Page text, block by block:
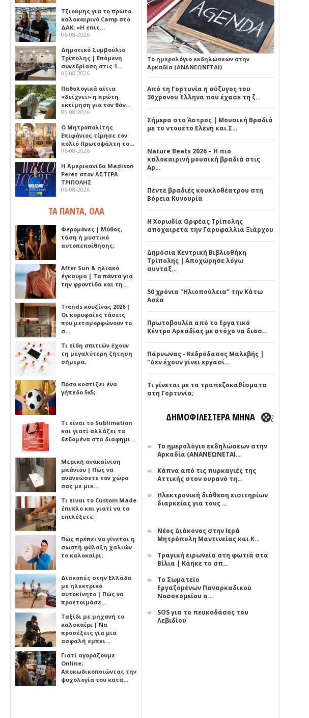
Τζιούμης για το πρώτο
καλοκαιρινό Camp στο
ΔΑΚ: «Η επιτ…
06-08-2026
Δημοτικό Συμβούλιο
Τρίπολης | Επόμενη
συνεδρίαση στις 1…
06-08-2026
Παθολογικά αίτια
«δείχνει» η πρώτη
εκτίμηση για τον θάν…
06-08-2026
Ο Μητροπολίτης
Επιφάνιος τίμησε τον
πολιό Πρωτοψάλτη το…
06-08-2026
Η Αμερικανίδα Madison
Perez στον ΑΣΤΕΡΑ
ΤΡΙΠΟΛΗΣ
06-08-2026
ΤΑ ΠΑΝΤΑ, ΟΛΑ
Φερομόνες | Μύθος,
τάση ή μυστικό
αυτοπεποίθησης;
After Sun & ηλιακό
έγκαυμα | Τα πάντα για
την φροντίδα και τη…
Trends κουζίνας 2026 |
Οι κορυφαίες τάσεις
που μεταμορφώνουν το
σ…
Τι είδη σπιτιών έχουν
τη μεγαλύτερη ζήτηση
σήμερα;
Πόσο κοστίζει ένα
γήπεδο 5x5;
Τι είναι το Sublimation
και γιατί αλλάζει τα
δεδομένα στα διαφημι…
Μερική ανακαίνιση
μπάνιου | Πώς να
ανανεώσετε τον χώρο
σας με μικ…
Τι είναι το Custom Made
έπιπλο και γιατί να το
επιλέξετε;
Πώς πρέπει να γίνεται η
σωστή φύλαξη χαλιών
το καλοκαίρι;
Διακοπές στην Ελλάδα
με ηλεκτρικό
αυτοκίνητο | Πώς να
προετοιμάσε…
Ταξίδι με μηχανή το
καλοκαίρι | Να
προσέξεις για μια
ασφαλή εμπει…
Γιατί αγοράζουμε
Online;
Αποκωδικοποιώντας την
ψυχολογία του κατα…
Το ημερολόγιο εκδηλώσεων στην
Αρκαδία (ΑΝΑΝΕΩΝΕΤΑΙ)
Από τη Γορτυνία η σύζυγος του
36χρονου Έλληνα που έχασε τη ζ…
Σήμερα στο Άστρος | Μουσική Βραδιά
με το ντουέτο Ελένη και Σ…
Nature Beats 2026 – Η πιο
καλοκαιρινή μουσική βραδιά στις
Αρ…
Πέντε βραδιές κουκλοθέατρου στη
Βόρεια Κυνουρία
Η Χορωδία Ορφέας Τρίπολης
αποχαιρετά την Γαρυφαλλιά Ξιάρχου
Δημόσια Κεντρική Βιβλιοθήκη
Τρίπολης | Αποχώρησε λόγω
συνταξ…
50 χρόνια "Ηλιοπούλεια" την Κάτω
Ασέα
Πρωτοβουλία από το Εργατικό
Κέντρο Αρκαδίας με στόχο να διασ…
Πάρνωνας - Κεδρόδασος Μαλεβής |
"Δεν έχουν γίνει εργασί…
Τι γίνεται με τα τραπεζοκαθίσματα
στη Γορτυνία;
ΔΗΜΟΦΙΛΕΣΤΕΡΑ ΜΗΝΑ
Το ημερολόγιο εκδηλώσεων στην
Αρκαδία (ΑΝΑΝΕΩΝΕΤΑΙ…
Κάπνα από τις πυρκαγιές της
Αττικής στον ουρανό τη…
Ηλεκτρονική διάθεση εισιτηρίων
διαρκείας για τους …
Νέος Διάκονος στην Ιερά
Μητρόπολη Μαντινείας και Κ…
Τραγική ειρωνεία στη φωτιά στα
Βίλια | Κάηκε το σπ…
Το Σωματείο
Εργαζομένων Παναρκαδικού
Νοσοκομείου α…
SOS για το πευκοδάσος του
Λεβιδίου